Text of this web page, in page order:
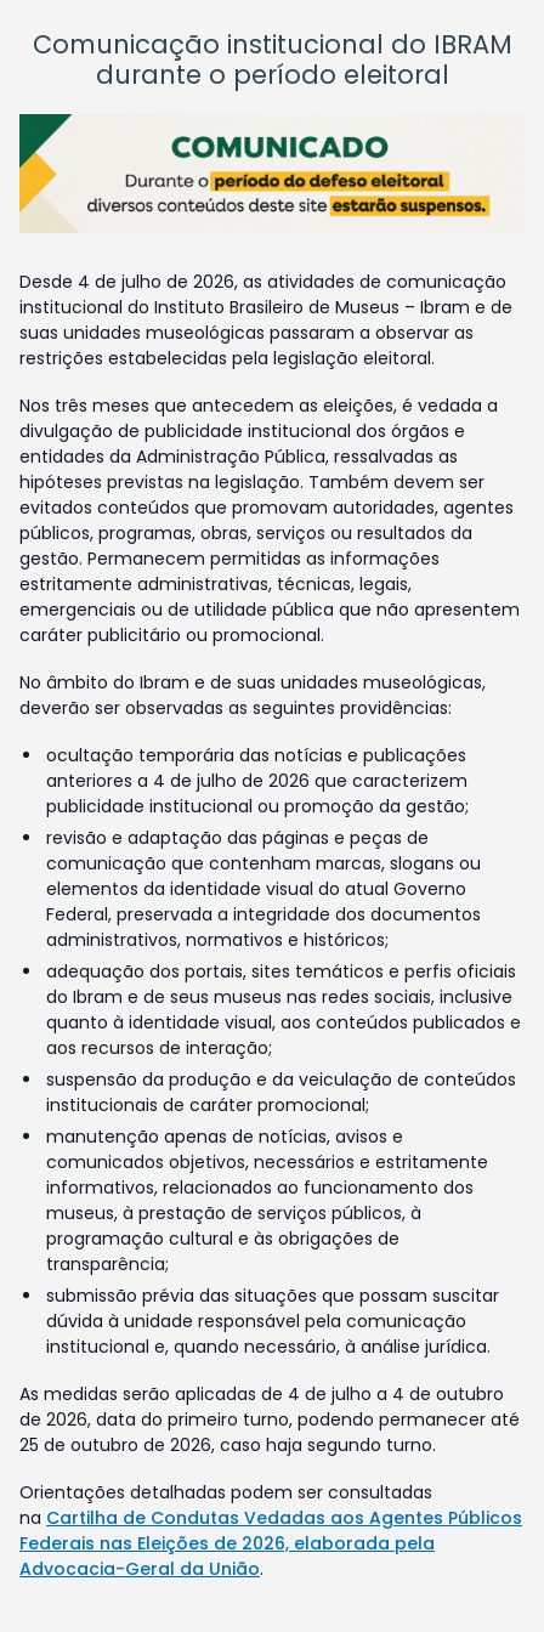
Comunicação institucional do IBRAM
durante o período eleitoral
Desde 4 de julho de 2026, as atividades de comunicação
institucional do Instituto Brasileiro de Museus – Ibram e de
suas unidades museológicas passaram a observar as
restrições estabelecidas pela legislação eleitoral.
Nos três meses que antecedem as eleições, é vedada a
divulgação de publicidade institucional dos órgãos e
entidades da Administração Pública, ressalvadas as
hipóteses previstas na legislação. Também devem ser
evitados conteúdos que promovam autoridades, agentes
públicos, programas, obras, serviços ou resultados da
gestão. Permanecem permitidas as informações
estritamente administrativas, técnicas, legais,
emergenciais ou de utilidade pública que não apresentem
caráter publicitário ou promocional.
No âmbito do Ibram e de suas unidades museológicas,
deverão ser observadas as seguintes providências:
ocultação temporária das notícias e publicações
anteriores a 4 de julho de 2026 que caracterizem
publicidade institucional ou promoção da gestão;
revisão e adaptação das páginas e peças de
comunicação que contenham marcas, slogans ou
elementos da identidade visual do atual Governo
Federal, preservada a integridade dos documentos
administrativos, normativos e históricos;
adequação dos portais, sites temáticos e perfis oficiais
do Ibram e de seus museus nas redes sociais, inclusive
quanto à identidade visual, aos conteúdos publicados e
aos recursos de interação;
suspensão da produção e da veiculação de conteúdos
institucionais de caráter promocional;
manutenção apenas de notícias, avisos e
comunicados objetivos, necessários e estritamente
informativos, relacionados ao funcionamento dos
museus, à prestação de serviços públicos, à
programação cultural e às obrigações de
transparência;
submissão prévia das situações que possam suscitar
dúvida à unidade responsável pela comunicação
institucional e, quando necessário, à análise jurídica.
As medidas serão aplicadas de 4 de julho a 4 de outubro
de 2026, data do primeiro turno, podendo permanecer até
25 de outubro de 2026, caso haja segundo turno.
Orientações detalhadas podem ser consultadas
na Cartilha de Condutas Vedadas aos Agentes Públicos
Federais nas Eleições de 2026, elaborada pela
Advocacia-Geral da União.